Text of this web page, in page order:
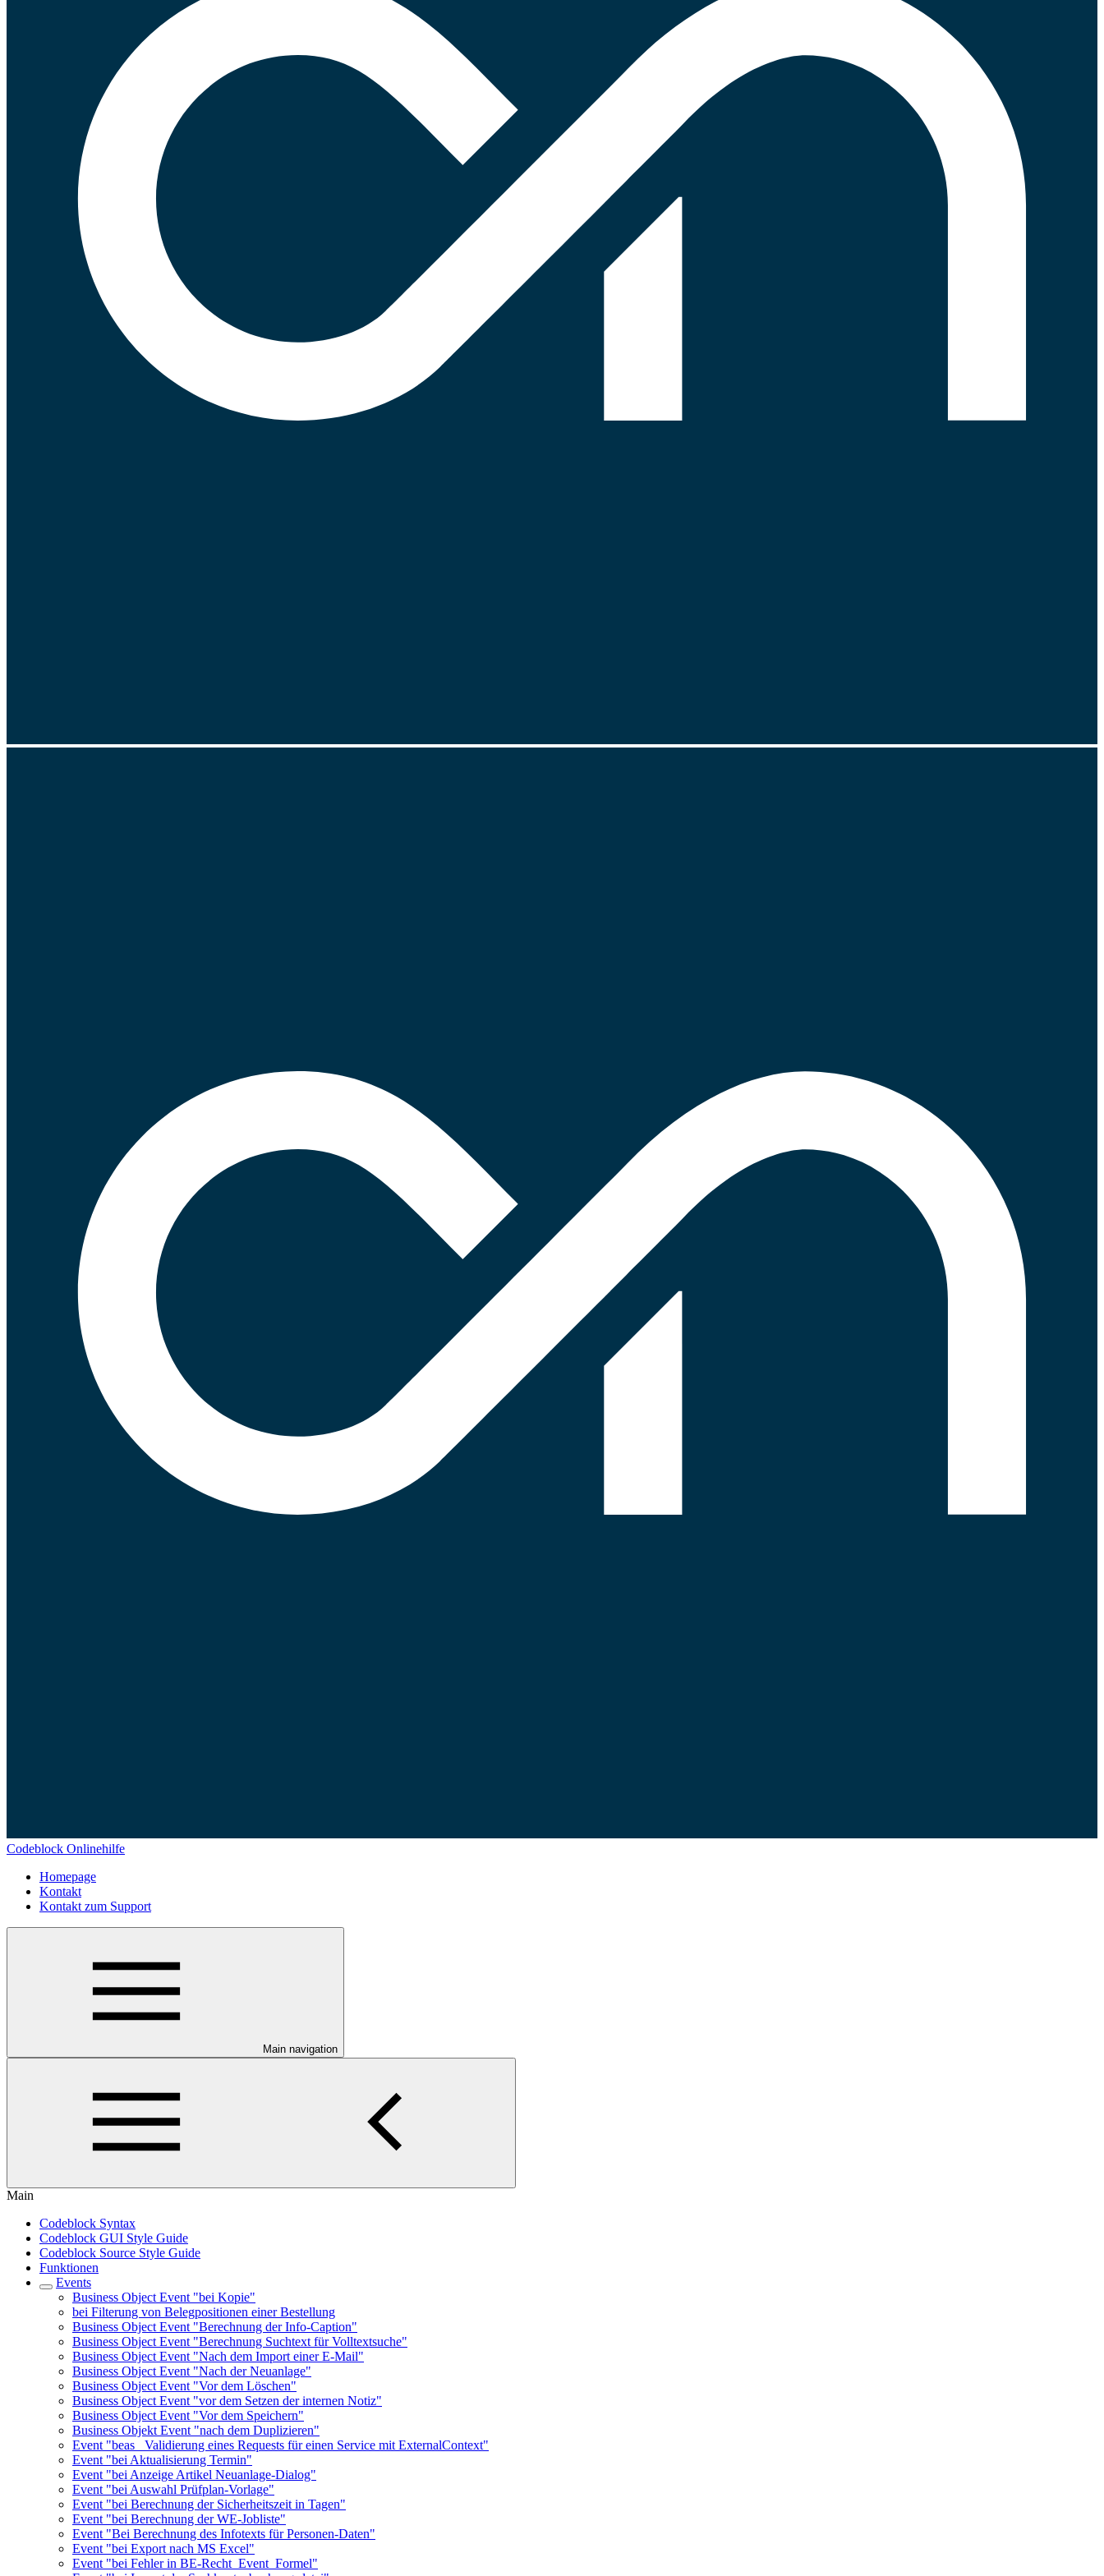
Codeblock Onlinehilfe
Homepage
Kontakt
Kontakt zum Support
Main navigation
Main
Codeblock Syntax
Codeblock GUI Style Guide
Codeblock Source Style Guide
Funktionen
Events
Business Object Event "bei Kopie"
bei Filterung von Belegpositionen einer Bestellung
Business Object Event "Berechnung der Info-Caption"
Business Object Event "Berechnung Suchtext für Volltextsuche"
Business Object Event "Nach dem Import einer E-Mail"
Business Object Event "Nach der Neuanlage"
Business Object Event "Vor dem Löschen"
Business Object Event "vor dem Setzen der internen Notiz"
Business Object Event "Vor dem Speichern"
Business Objekt Event "nach dem Duplizieren"
Event "beas_ Validierung eines Requests für einen Service mit ExternalContext"
Event "bei Aktualisierung Termin"
Event "bei Anzeige Artikel Neuanlage-Dialog"
Event "bei Auswahl Prüfplan-Vorlage"
Event "bei Berechnung der Sicherheitszeit in Tagen"
Event "bei Berechnung der WE-Jobliste"
Event "Bei Berechnung des Infotexts für Personen-Daten"
Event "bei Export nach MS Excel"
Event "bei Fehler in BE-Recht_Event_Formel"